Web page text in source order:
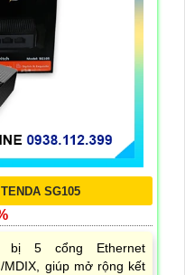
SG105
bị 5 cổng Ethernet
MDIX, giúp mở rộng kết